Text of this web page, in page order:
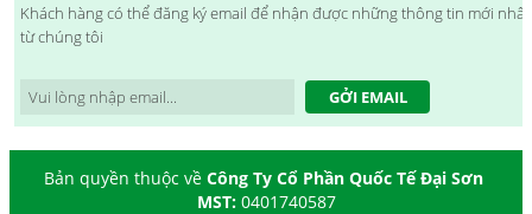
Khách hàng có thể đăng ký email để nhận được những thông tin mới nhất
từ chúng tôi
GỞI EMAIL
Bản quyền thuộc về Công Ty Cổ Phần Quốc Tế Đại Sơn
MST: 0401740587